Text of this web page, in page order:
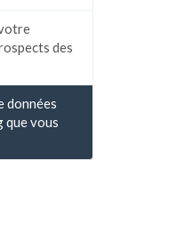
des
données
que vous